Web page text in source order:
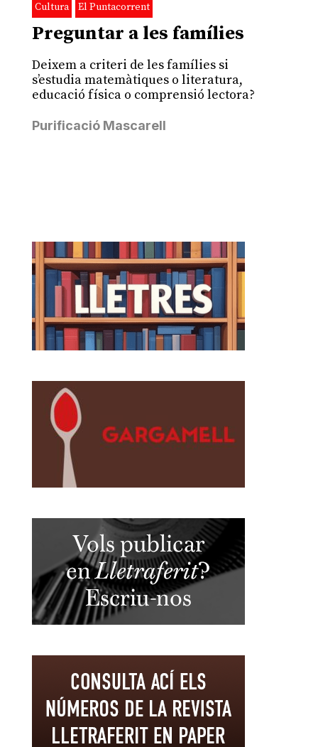
Cultura El Puntacorrent
Preguntar a les famílies
Deixem a criteri de les famílies si
s’estudia matemàtiques o literatura,
educació física o comprensió lectora?
Purificació Mascarell